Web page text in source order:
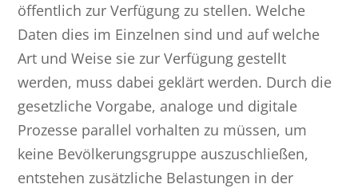
öffentlich zur Verfügung zu stellen. Welche
Daten dies im Einzelnen sind und auf welche
Art und Weise sie zur Verfügung gestellt
werden, muss dabei geklärt werden. Durch die
gesetzliche Vorgabe, analoge und digitale
Prozesse parallel vorhalten zu müssen, um
keine Bevölkerungsgruppe auszuschließen,
entstehen zusätzliche Belastungen in der